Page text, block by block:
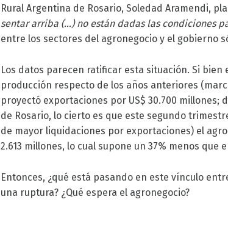
Rural Argentina de Rosario, Soledad Aramendi,
sentar arriba (…) no están dadas las condiciones
entre los sectores del agronegocio y el gobierno
Los datos parecen ratificar esta situación. Si
producción respecto de los años anteriores
proyectó exportaciones por US$ 30.700 millones;
de Rosario, lo cierto es que este segundo
de mayor liquidaciones por exportaciones) el
2.613 millones, lo cual supone un 37% menos que
Entonces, ¿qué está pasando en este vínculo
una ruptura? ¿Qué espera el agronegocio?